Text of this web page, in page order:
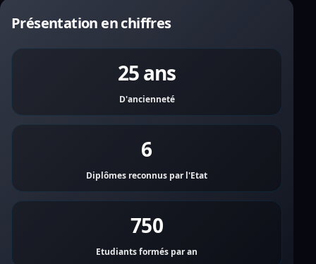
Présentation en chiffres
25 ans
D'ancienneté
6
Diplômes reconnus par l'Etat
750
Etudiants formés par an